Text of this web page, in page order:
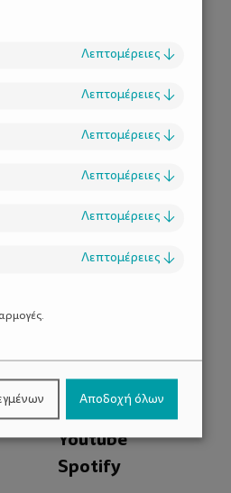
Facebook
Instagram
Youtube
Spotify
Λεπτομέρειες ↓
Λεπτομέρειες ↓
Λεπτομέρειες ↓
Λεπτομέρειες ↓
Λεπτομέρειες ↓
Λεπτομέρειες ↓
Αποδοχή όλων